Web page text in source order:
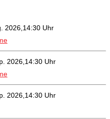
2026,14:30 Uhr
2026,14:30 Uhr
2026,14:30 Uhr